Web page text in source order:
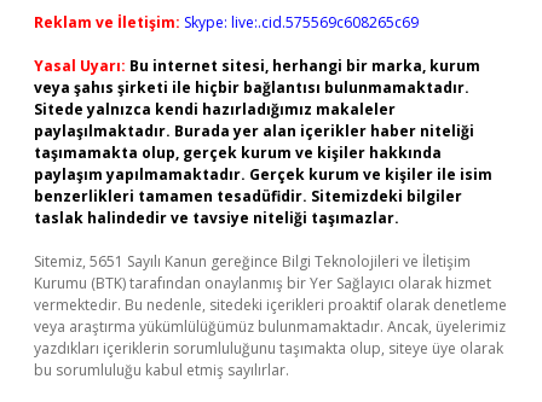
Reklam ve İletişim: Skype: live:.cid.575569c608265c69
Yasal Uyarı: Bu internet sitesi, herhangi bir marka, kurum
veya şahıs şirketi ile hiçbir bağlantısı bulunmamaktadır.
Sitede yalnızca kendi hazırladığımız makaleler
paylaşılmaktadır. Burada yer alan içerikler haber niteliği
taşımamakta olup, gerçek kurum ve kişiler hakkında
paylaşım yapılmamaktadır. Gerçek kurum ve kişiler ile isim
benzerlikleri tamamen tesadüfidir. Sitemizdeki bilgiler
taslak halindedir ve tavsiye niteliği taşımazlar.
Sitemiz, 5651 Sayılı Kanun gereğince Bilgi Teknolojileri ve İletişim
Kurumu (BTK) tarafından onaylanmış bir Yer Sağlayıcı olarak hizmet
vermektedir. Bu nedenle, sitedeki içerikleri proaktif olarak denetleme
veya araştırma yükümlülüğümüz bulunmamaktadır. Ancak, üyelerimiz
yazdıkları içeriklerin sorumluluğunu taşımakta olup, siteye üye olarak
bu sorumluluğu kabul etmiş sayılırlar.